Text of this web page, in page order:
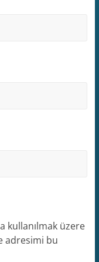
kullanılmak üzere
adresimi bu